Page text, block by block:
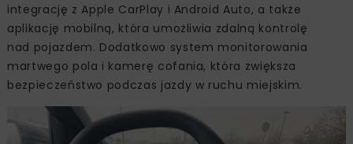
integrację z Apple CarPlay i Android Auto, a także
aplikację mobilną, która umożliwia zdalną kontrolę
nad pojazdem. Dodatkowo system monitorowania
martwego pola i kamerę cofania, która zwiększa
bezpieczeństwo podczas jazdy w ruchu miejskim.